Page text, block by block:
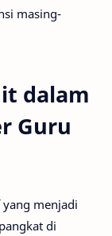
masing-
dalam
Guru
menjadi
di